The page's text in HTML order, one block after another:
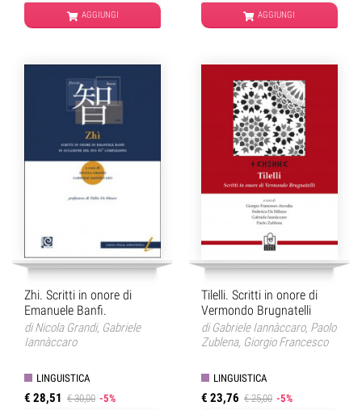
AGGIUNGI AGGIUNGI
Zhi. Scritti in onore di
Emanuele Banfi.
diNicola Grandi, Gabriele
Iannàccaro
LINGUISTICA
€ 28,51 € 30,00 -5%
Tilelli. Scritti in onore di
Vermondo Brugnatelli
diGabriele Iannàccaro, Paolo
Zublena, Giorgio Francesco
LINGUISTICA
€ 23,76 € 25,00 -5%